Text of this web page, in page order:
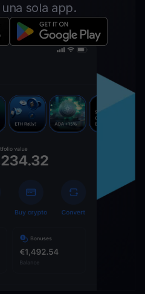
sola app.